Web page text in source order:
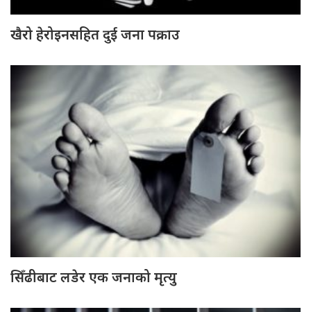
खैरो हेरोइनसहित दुई जना पक्राउ
सिँढीबाट लडेर एक जनाको मृत्यु